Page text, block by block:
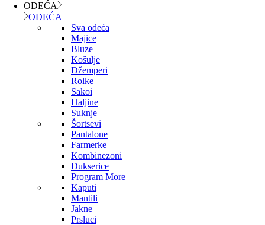
ODEĆA
ODEĆA
Sva odeća
Majice
Bluze
Košulje
Džemperi
Rolke
Sakoi
Haljine
Suknje
Šortsevi
Pantalone
Farmerke
Kombinezoni
Dukserice
Program More
Kaputi
Mantili
Jakne
Prsluci